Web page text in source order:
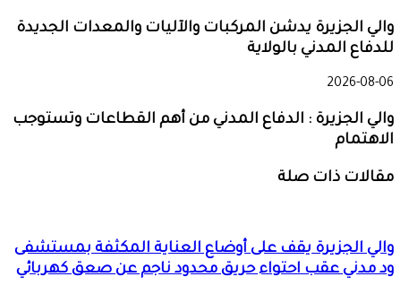
والي الجزيرة يدشن المركبات والآليات والمعدات الجديدة
للدفاع المدني بالولاية
2026-08-06
والي الجزيرة : الدفاع المدني من أهم القطاعات وتستوجب
الاهتمام
مقالات ذات صلة
والي الجزيرة يقف على أوضاع العناية المكثفة بمستشفى
ود مدني عقب احتواء حريق محدود ناجم عن صعق كهربائي